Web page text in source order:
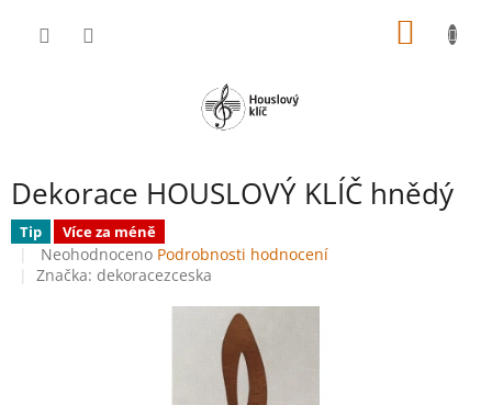
Dekorace HOUSLOVÝ KLÍČ hnědý
Tip Více za méně
Průměrné
hodnocení
Neohodnoceno Podrobnosti hodnocení
Značka: dekoracezceska